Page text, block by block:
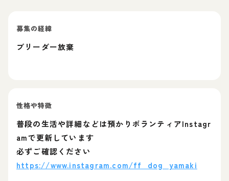
募集の経緯
ブリーダー放棄
性格や特徴
普段の生活や詳細などは預かりボランティアInstagr
amで更新しています
必ずご確認ください
https://www.instagram.com/ff_dog_yamaki